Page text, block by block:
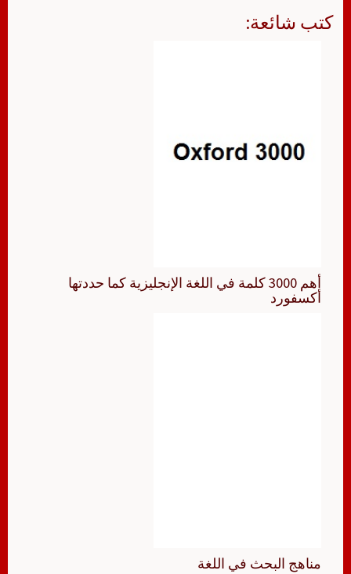
كتب شائعة:
أهم 3000 كلمة في اللغة الإنجليزية كما حددتها
أكسفورد
مناهج البحث في اللغة